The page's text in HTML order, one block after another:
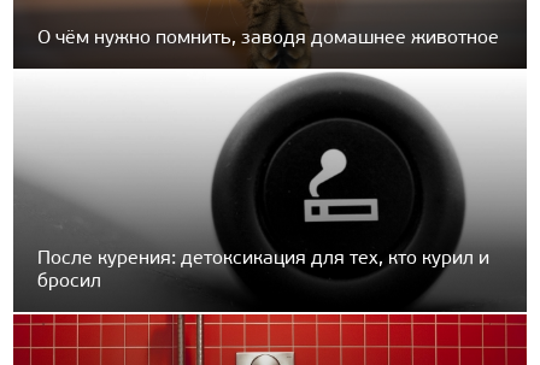
О чём нужно помнить, заводя домашнее животное
После курения: детоксикация для тех, кто курил и
бросил